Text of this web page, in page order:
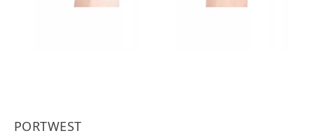
PORTWEST